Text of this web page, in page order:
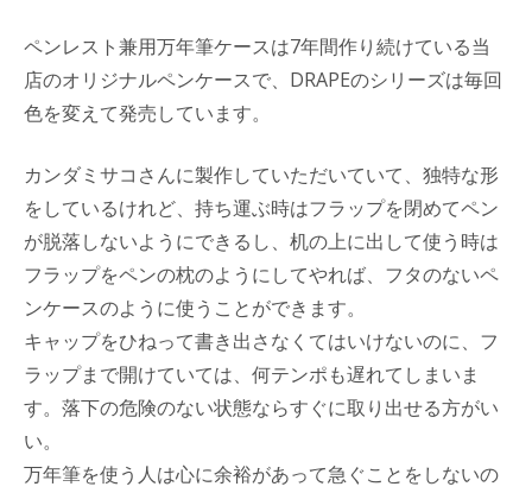
ペンレスト兼用万年筆ケースは7年間作り続けている当
店のオリジナルペンケースで、DRAPEのシリーズは毎回
色を変えて発売しています。
カンダミサコさんに製作していただいていて、独特な形
をしているけれど、持ち運ぶ時はフラップを閉めてペン
が脱落しないようにできるし、机の上に出して使う時は
フラップをペンの枕のようにしてやれば、フタのないペ
ンケースのように使うことができます。
キャップをひねって書き出さなくてはいけないのに、フ
ラップまで開けていては、何テンポも遅れてしまいま
す。落下の危険のない状態ならすぐに取り出せる方がい
い。
万年筆を使う人は心に余裕があって急ぐことをしないの